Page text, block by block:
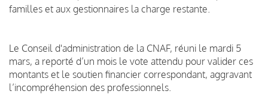
familles et aux gestionnaires la charge restante.
Le Conseil d'administration de la CNAF, réuni le mardi 5
mars, a reporté d’un mois le vote attendu pour valider ces
montants et le soutien financier correspondant, aggravant
l’incompréhension des professionnels.